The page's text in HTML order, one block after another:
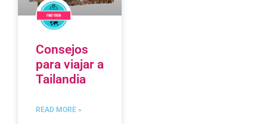
Consejos
para viajar a
Tailandia
READ MORE »